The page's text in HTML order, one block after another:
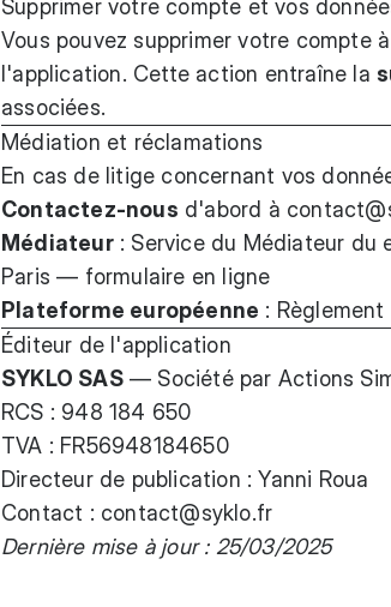
Supprimer votre compte et vos
Vous pouvez supprimer votre compte
l'application. Cette action entraîne la
associées.
Médiation et réclamations
En cas de litige concernant vos
Contactez-nous d'abord à
Médiateur: Service du Médiateur du
Paris — formulaire en ligne
Plateforme européenne :
Éditeur de l'application
SYKLO SAS— Société par Actions
RCS : 948 184 650
TVA : FR56948184650
Directeur de publication : Yanni Roua
Contact : contact@syklo.fr
Dernière mise à jour : 25/03/2025